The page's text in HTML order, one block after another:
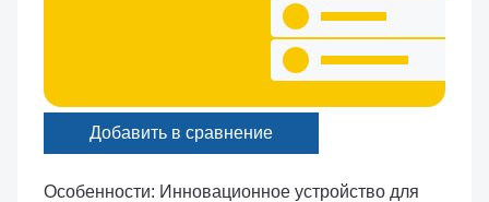
Особенности: Инновационное устройство для
Добавить в сравнение